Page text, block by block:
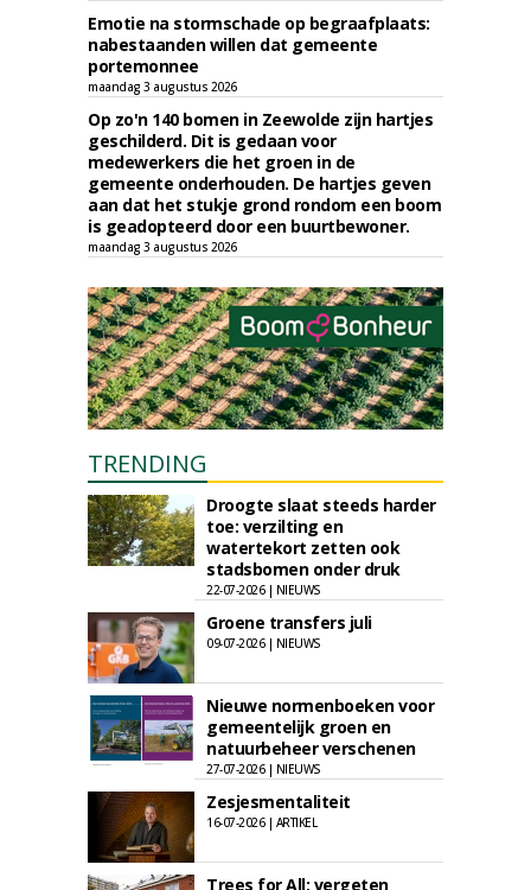
Emotie na stormschade op begraafplaats:
nabestaanden willen dat gemeente
portemonnee
maandag 3 augustus 2026
Op zo'n 140 bomen in Zeewolde zijn hartjes
geschilderd. Dit is gedaan voor
medewerkers die het groen in de
gemeente onderhouden. De hartjes geven
aan dat het stukje grond rondom een boom
is geadopteerd door een buurtbewoner.
maandag 3 augustus 2026
TRENDING
Droogte slaat steeds harder
toe: verzilting en
watertekort zetten ook
stadsbomen onder druk
22-07-2026 | NIEUWS
Groene transfers juli
09-07-2026 | NIEUWS
Nieuwe normenboeken voor
gemeentelijk groen en
natuurbeheer verschenen
27-07-2026 | NIEUWS
Zesjesmentaliteit
16-07-2026 | ARTIKEL
Trees for All: vergeten